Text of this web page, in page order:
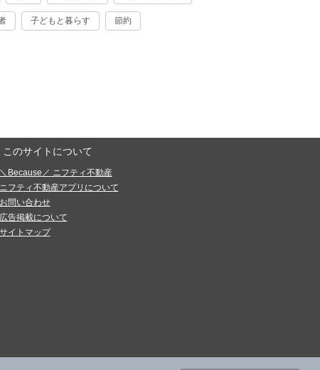
子どもと暮らす 節約
このサイトについて
＼Because／ ニフティ不動産
ニフティ不動産アプリについて
お問い合わせ
広告掲載について
サイトマップ